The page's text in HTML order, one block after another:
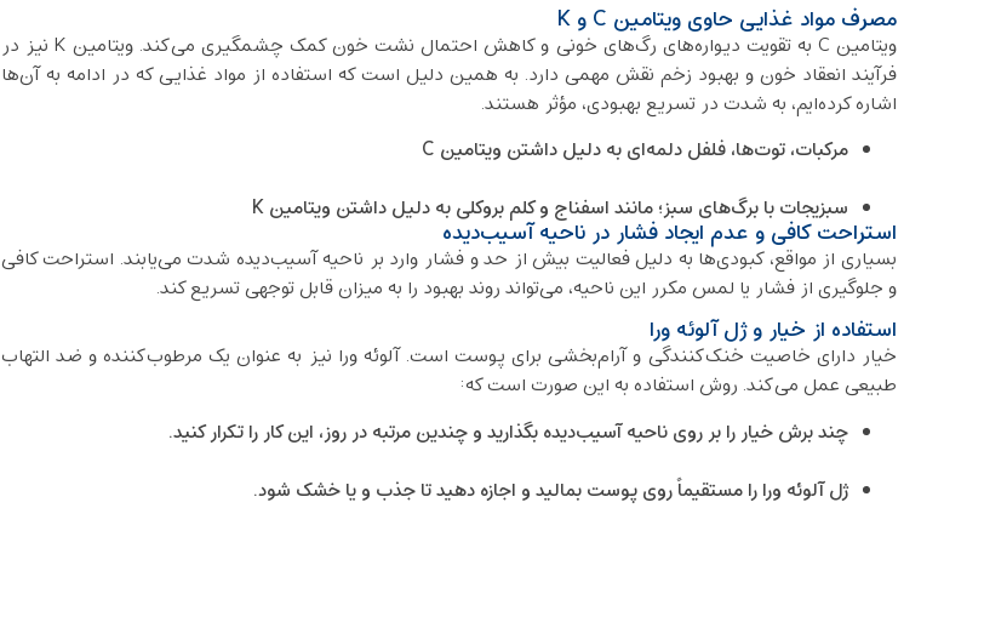
مصرف مواد غذایی حاوی ویتامین C و K
ویتامین C به تقویت دیواره‌های رگ‌های خونی و کاهش احتمال نشت خون کمک چشمگیری می‌کند. ویتامین K نیز در
فرآیند انعقاد خون و بهبود زخم نقش مهمی دارد. به همین دلیل است که استفاده از مواد غذایی که در ادامه به آن‌ها
اشاره کرده‌ایم، به شدت در تسریع بهبودی، مؤثر هستند.
مرکبات، توت‌ها، فلفل دلمه‌ای به دلیل داشتن ویتامین C
سبزیجات با برگ‌های سبز؛ مانند اسفناج و کلم بروکلی به دلیل داشتن ویتامین K
استراحت کافی و عدم ایجاد فشار در ناحیه آسیب‌دیده
بسیاری از مواقع، کبودی‌ها به دلیل فعالیت بیش از حد و فشار وارد بر ناحیه آسیب‌دیده شدت می‌یابند. استراحت کافی
و جلوگیری از فشار یا لمس مکرر این ناحیه، می‌تواند روند بهبود را به میزان قابل توجهی تسریع کند.
استفاده از خیار و ژل آلوئه ورا
خیار دارای خاصیت خنک‌کنندگی و آرام‌بخشی برای پوست است. آلوئه ورا نیز به عنوان یک مرطوب‌کننده و ضد التهاب
طبیعی عمل می‌کند. روش استفاده به این صورت است که:
چند برش خیار را بر روی ناحیه آسیب‌دیده بگذارید و چندین مرتبه در روز، این کار را تکرار کنید.
ژل آلوئه ورا را مستقیماً روی پوست بمالید و اجازه دهید تا جذب و یا خشک شود.